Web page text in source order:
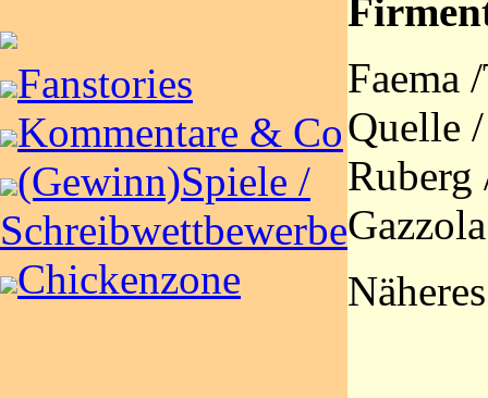
Fanstories
Kommentare & Co
(Gewinn)Spiele /
Schreibwettbewerbe
Chickenzone
Faema
Quelle